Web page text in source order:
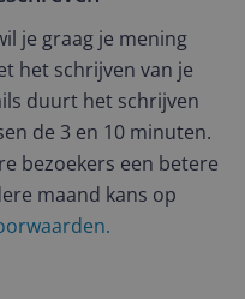
je graag je mening
het schrijven van je
duurt het schrijven
de 3 en 10 minuten.
bezoekers een betere
maand kans op